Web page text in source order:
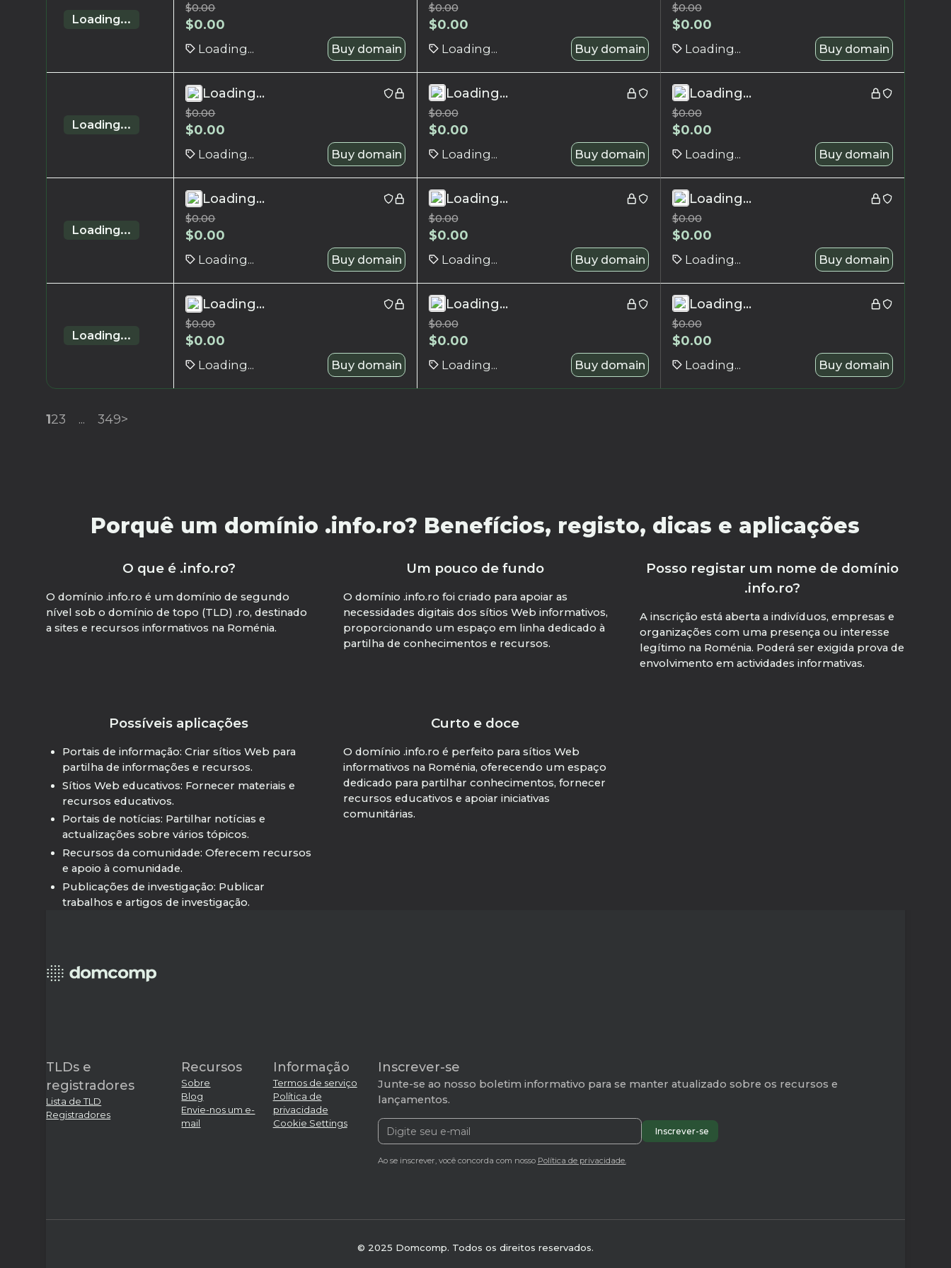
Loading...
$0.00
$0.00
Loading... Buy domain
$0.00
$0.00
Loading... Buy domain
$0.00
$0.00
Loading... Buy domain
Loading...
Loading...
$0.00
$0.00
Loading... Buy domain
Loading...
$0.00
$0.00
Loading... Buy domain
Loading...
$0.00
$0.00
Loading... Buy domain
Loading...
Loading...
$0.00
$0.00
Loading... Buy domain
Loading...
$0.00
$0.00
Loading... Buy domain
Loading...
$0.00
$0.00
Loading... Buy domain
Loading...
Loading...
$0.00
$0.00
Loading... Buy domain
Loading...
$0.00
$0.00
Loading... Buy domain
Loading...
$0.00
$0.00
Loading... Buy domain
123 ... 349>
Porquê um domínio .info.ro? Benefícios, registo, dicas e aplicações
O que é .info.ro?
O domínio .info.ro é um domínio de segundo
nível sob o domínio de topo (TLD) .ro, destinado
a sites e recursos informativos na Roménia.
Um pouco de fundo
O domínio .info.ro foi criado para apoiar as
necessidades digitais dos sítios Web informativos,
proporcionando um espaço em linha dedicado à
partilha de conhecimentos e recursos.
Posso registar um nome de domínio
.info.ro?
A inscrição está aberta a indivíduos, empresas e
organizações com uma presença ou interesse
legítimo na Roménia. Poderá ser exigida prova de
envolvimento em actividades informativas.
Possíveis aplicações
Portais de informação: Criar sítios Web para
partilha de informações e recursos.
Sítios Web educativos: Fornecer materiais e
recursos educativos.
Portais de notícias: Partilhar notícias e
actualizações sobre vários tópicos.
Recursos da comunidade: Oferecem recursos
e apoio à comunidade.
Publicações de investigação: Publicar
trabalhos e artigos de investigação.
Curto e doce
O domínio .info.ro é perfeito para sítios Web
informativos na Roménia, oferecendo um espaço
dedicado para partilhar conhecimentos, fornecer
recursos educativos e apoiar iniciativas
comunitárias.
TLDs e
registradores
Lista de TLD
Registradores
Recursos
Sobre
Blog
Envie-nos um e-
mail
Informação
Termos de serviço
Política de
privacidade
Cookie Settings
Inscrever-se
Junte-se ao nosso boletim informativo para se manter atualizado sobre os recursos e
lançamentos.
Ao se inscrever, você concorda com nosso Política de privacidade.
© 2025 Domcomp. Todos os direitos reservados.